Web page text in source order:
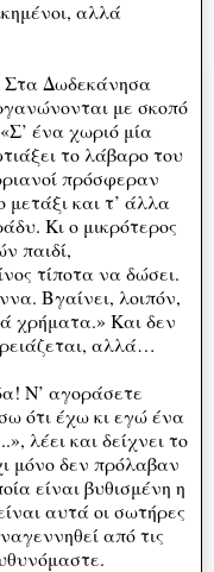
αλλά
Στα Δωδεκάνησα
με σκοπό
ένα χωριό μία
το λάβαρο του
πρόσφεραν
μετάξι και τ’ άλλα
Κι ο μικρότερος
παιδί,
τίποτα να δώσει.
Βγαίνει, λοιπόν,
χρήματα.» Και δεν
αλλά…
Ν’ αγοράσετε
ότι έχω κι εγώ ένα
λέει και δείχνει το
μόνο δεν πρόλαβαν
είναι βυθισμένη η
αυτά οι σωτήρες
από τις